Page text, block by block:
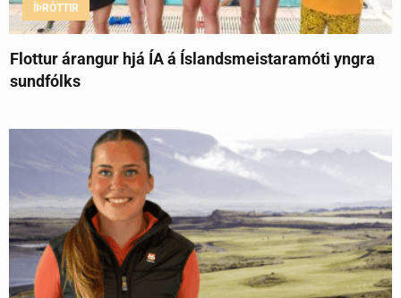
ÍÞRÓTTIR
Flottur árangur hjá ÍA á Íslandsmeistaramóti yngra
sundfólks